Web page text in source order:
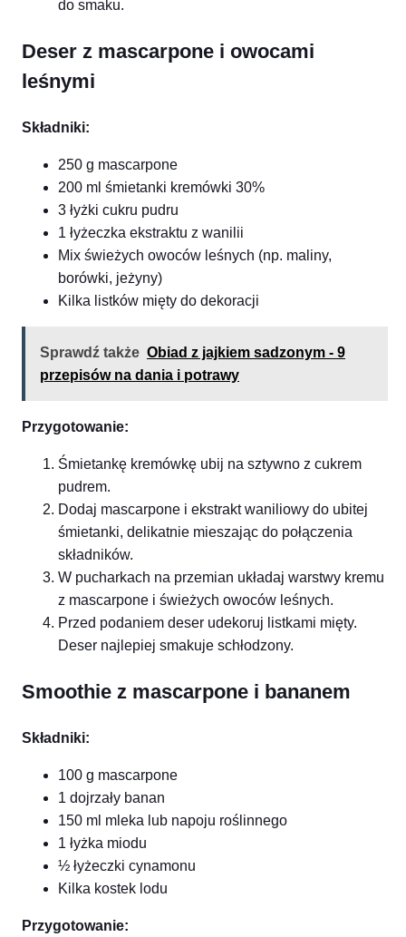
do smaku.
Deser z mascarpone i owocami
leśnymi
Składniki:
250 g mascarpone
200 ml śmietanki kremówki 30%
3 łyżki cukru pudru
1 łyżeczka ekstraktu z wanilii
Mix świeżych owoców leśnych (np. maliny,
borówki, jeżyny)
Kilka listków mięty do dekoracji
Sprawdź także Obiad z jajkiem sadzonym - 9
przepisów na dania i potrawy
Przygotowanie:
Śmietankę kremówkę ubij na sztywno z cukrem
pudrem.
Dodaj mascarpone i ekstrakt waniliowy do ubitej
śmietanki, delikatnie mieszając do połączenia
składników.
W pucharkach na przemian układaj warstwy kremu
z mascarpone i świeżych owoców leśnych.
Przed podaniem deser udekoruj listkami mięty.
Deser najlepiej smakuje schłodzony.
Smoothie z mascarpone i bananem
Składniki:
100 g mascarpone
1 dojrzały banan
150 ml mleka lub napoju roślinnego
1 łyżka miodu
½ łyżeczki cynamonu
Kilka kostek lodu
Przygotowanie: